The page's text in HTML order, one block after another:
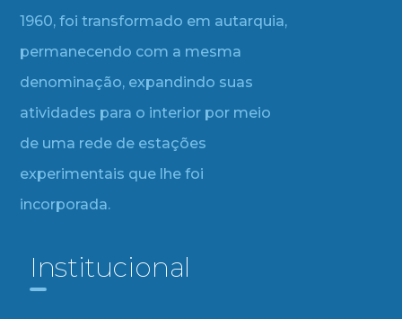
1960, foi transformado em autarquia,
permanecendo com a mesma
denominação, expandindo suas
atividades para o interior por meio
de uma rede de estações
experimentais que lhe foi
incorporada.
Institucional